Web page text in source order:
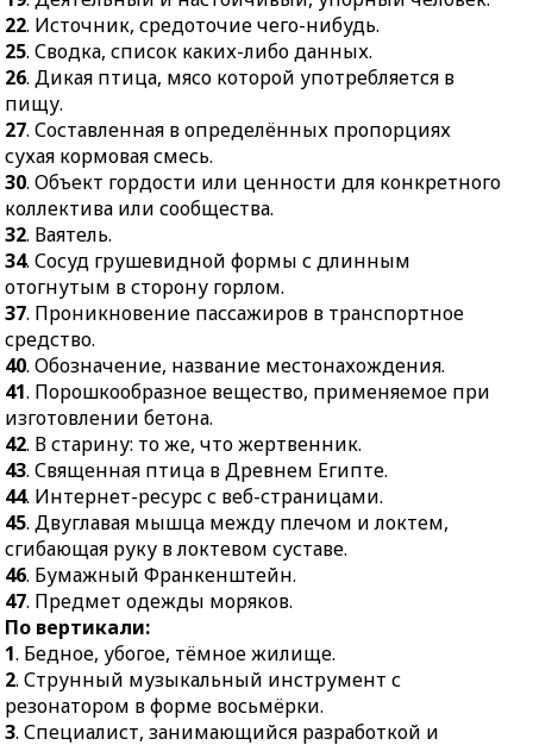
пропорциях сухая
кормовая смесь.
30.Объект гордости или
ценности для
конкретного коллектива
или сообщества.
32.Ваятель.
34.Сосуд грушевидной
формы с длинным
отогнутым в сторону
горлом.
37.Проникновение
пассажиров в
транспортное средство.
40.Обозначение,
название
местонахождения.
41.Порошкообразное
вещество, применяемое
при изготовлении
бетона.
42.В старину: то же, что
жертвенник.
43.Священная птица в
Древнем Египте.
21.Певчая птица.
23.Архитектурный
стиль.
24.Остановка дыхания
во время сна.
28.Южное вечнозелёное
древесное растение с
цветками и тёмно-
зелёными листьями.
29.Период жизни от
лет.
30.Угнетённое,
психическое состояние.
31.Северный ветер.
32.Человек, чьё участие
в каких-нибудь
действиях
ограничивается только
33.Небольшая
деревянная развилина с
привязанной к концам
22. Источник, средоточие чего-нибудь.
25. Сводка, список каких-либо данных.
26. Дикая птица, мясо которой употребляется в
пищу.
27. Составленная в определённых пропорциях
сухая кормовая смесь.
30. Объект гордости или ценности для конкретного
коллектива или сообщества.
32. Ваятель.
34. Сосуд грушевидной формы с длинным
отогнутым в сторону горлом.
37. Проникновение пассажиров в транспортное
средство.
40. Обозначение, название местонахождения.
41. Порошкообразное вещество, применяемое при
изготовлении бетона.
42. В старину: то же, что жертвенник.
43. Священная птица в Древнем Египте.
44. Интернет-ресурс с веб-страницами.
45. Двуглавая мышца между плечом и локтем,
сгибающая руку в локтевом суставе.
46. Бумажный Франкенштейн.
47. Предмет одежды моряков.
По вертикали:
1. Бедное, убогое, тёмное жилище.
2. Струнный музыкальный инструмент с
резонатором в форме восьмёрки.
3. Специалист, занимающийся разработкой и